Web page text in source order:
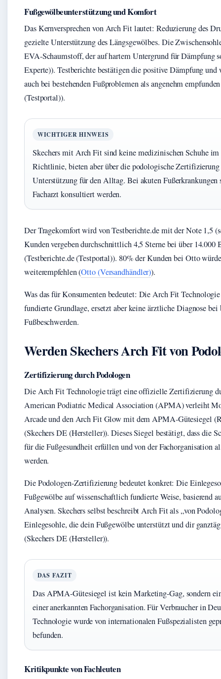
Fußgewölbeunterstützung und Komfort
Das Kernversprechen von Arch Fit lautet: Reduzierung des
gezielte Unterstützung des Längsgewölbes. Die
EVA-Schaumstoff, der auf hartem Untergrund für Dämpfung
Experte)). Testberichte bestätigen die positive Dämpfung
auch bei bestehenden Fußproblemen als angenehm
(Testportal)).
WICHTIGER HINWEIS
Skechers mit Arch Fit sind keine medizinischen Schuhe
Richtlinie, bieten aber über die podologische Zertifizierung
Unterstützung für den Alltag. Bei akuten
Facharzt konsultiert werden.
Der Tragekomfort wird von Testberichte.de mit der Note 1,5
Kunden vergeben durchschnittlich 4,5 Sterne bei über 14.000
(Testberichte.de (Testportal)). 80% der Kunden bei Otto
weiterempfehlen (Otto (Versandhändler)).
Was das für Konsumenten bedeutet: Die Arch Fit
fundierte Grundlage, ersetzt aber keine ärztliche Diagnose bei
Fußbeschwerden.
Werden Skechers Arch Fit von
Zertifizierung durch Podologen
Die Arch Fit Technologie trägt eine offizielle Zertifizierung
American Podiatric Medical Association (APMA) verleiht
Arcade und den Arch Fit Glow mit dem APMA-Gütesiegel
(Skechers DE (Hersteller)). Dieses Siegel bestätigt, dass die
für die Fußgesundheit erfüllen und von der Fachorganisation
werden.
Die Podologen-Zertifizierung bedeutet konkret: Die
Fußgewölbe auf wissenschaftlich fundierte Weise, basierend
Analysen. Skechers selbst beschreibt Arch Fit als „von
Einlegesohle, die dein Fußgewölbe unterstützt und dir
(Skechers DE (Hersteller)).
DAS FAZIT
Das APMA-Gütesiegel ist kein Marketing-Gag, sondern
einer anerkannten Fachorganisation. Für Verbraucher in
Technologie wurde von internationalen Fußspezialisten
befunden.
Kritikpunkte von Fachleuten